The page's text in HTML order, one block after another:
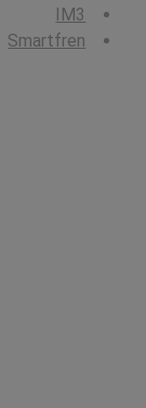
IM3
Smartfren